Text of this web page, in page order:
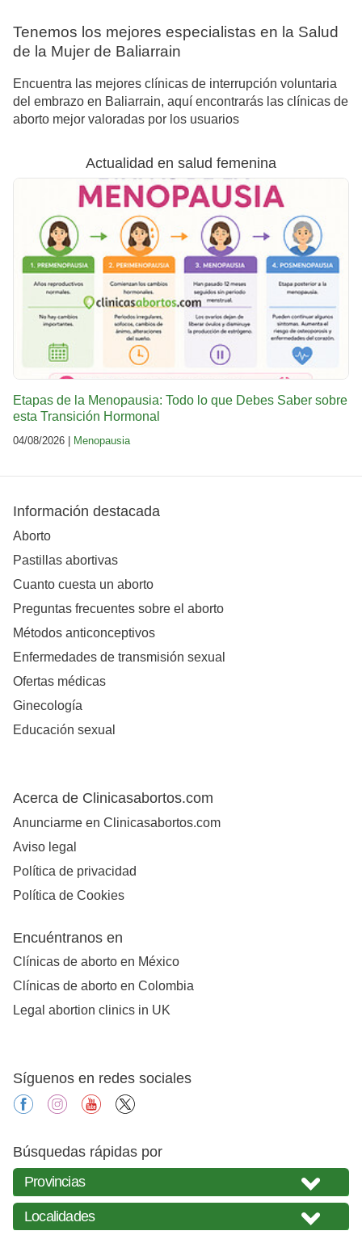
Tenemos los mejores especialistas en la Salud
de la Mujer de Baliarrain
Encuentra las mejores clínicas de interrupción voluntaria
del embrazo en Baliarrain, aquí encontrarás las clínicas de
aborto mejor valoradas por los usuarios
Actualidad en salud femenina
Etapas de la Menopausia: Todo lo que Debes Saber sobre
esta Transición Hormonal
04/08/2026 | Menopausia
Información destacada
Aborto
Pastillas abortivas
Cuanto cuesta un aborto
Preguntas frecuentes sobre el aborto
Métodos anticonceptivos
Enfermedades de transmisión sexual
Ofertas médicas
Ginecología
Educación sexual
Acerca de Clinicasabortos.com
Anunciarme en Clinicasabortos.com
Aviso legal
Política de privacidad
Política de Cookies
Encuéntranos en
Clínicas de aborto en México
Clínicas de aborto en Colombia
Legal abortion clinics in UK
Síguenos en redes sociales
facebookinstagramyoutube
Búsquedas rápidas por